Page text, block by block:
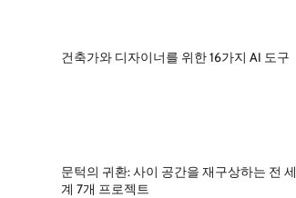
건축가와 디자이너를 위한 16가지 AI 도구
문턱의 귀환: 사이 공간을 재구상하는 전 세
계 7개 프로젝트